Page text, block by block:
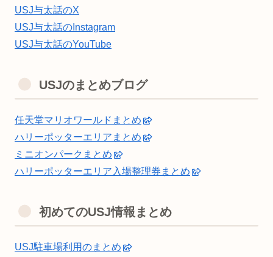
USJ与太話のX
USJ与太話のInstagram
USJ与太話のYouTube
USJのまとめブログ
任天堂マリオワールドまとめ
ハリーポッターエリアまとめ
ミニオンパークまとめ
ハリーポッターエリア入場整理券まとめ
初めてのUSJ情報まとめ
USJ駐車場利用のまとめ